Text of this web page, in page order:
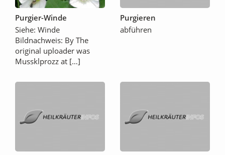
Purgier-Winde
Siehe: Winde
Bildnachweis: By The
original uploader was
Mussklprozz at […]
Purgieren
abführen